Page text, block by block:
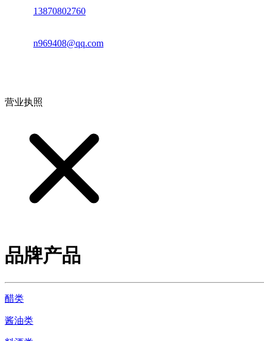
13870802760
n969408@qq.com
营业执照
品牌产品
醋类
酱油类